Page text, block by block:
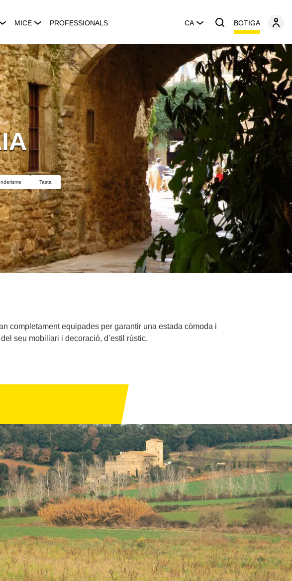
MICE PROFESSIONALS CA BOTIGA
Tasta
completament equipades per garantir una estada còmoda i
seu mobiliari i decoració, d’estil rústic.